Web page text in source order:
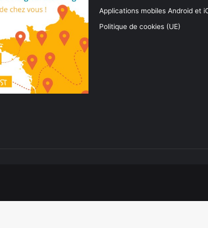
Applications mobiles Android et
Politique de cookies (UE)